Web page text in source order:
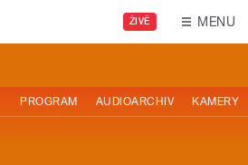
ŽIVĚ MENU
PROGRAM AUDIOARCHIV KAMERY